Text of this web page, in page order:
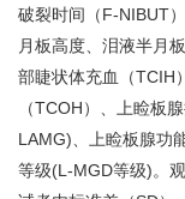
破裂时间（F-NIBUT
月板高度、泪液半月
部睫状体充血（TCIH
（TCOH）、上睑板
LAMG)、上睑板腺功
等级(L-MGD等级)。